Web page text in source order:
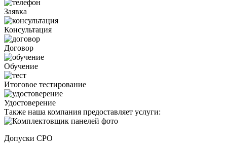
Заявка
Консультация
Договор
Обучение
Итоговое тестирование
Удостоверение
Также наша компания предоставляет услуги:
Допуски СРО